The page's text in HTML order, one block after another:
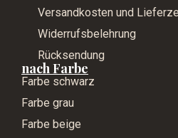
Versandkosten und
Widerrufsbelehrung
Rücksendung
nach Farbe
Farbe schwarz
Farbe grau
Farbe beige